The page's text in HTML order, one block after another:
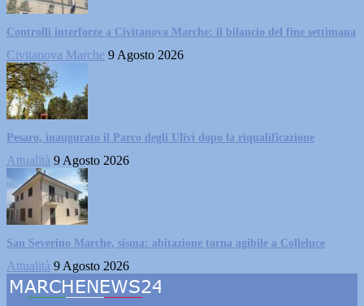
Controlli interforze a Civitanova Marche: il bilancio del fine settimana
Civitanova Marche 9 Agosto 2026
Pesaro, inaugurato il Parco degli Ulivi dopo la riqualificazione
Attualità 9 Agosto 2026
San Severino Marche, sisma: abitazione torna agibile a Colleluce
Attualità 9 Agosto 2026